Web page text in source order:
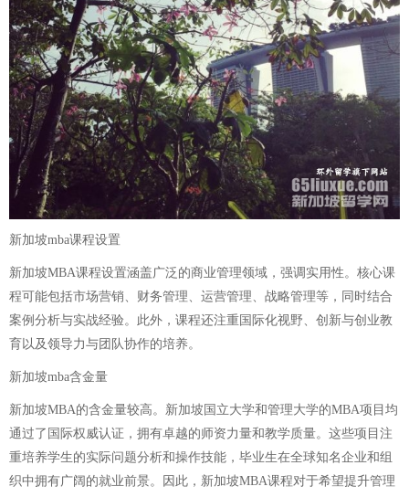
新加坡mba课程设置
新加坡MBA课程设置涵盖广泛的商业管理领域，强调实用性。核心课
程可能包括市场营销、财务管理、运营管理、战略管理等，同时结合
案例分析与实战经验。此外，课程还注重国际化视野、创新与创业教
育以及领导力与团队协作的培养。
新加坡mba含金量
新加坡MBA的含金量较高。新加坡国立大学和管理大学的MBA项目均
通过了国际权威认证，拥有卓越的师资力量和教学质量。这些项目注
重培养学生的实际问题分析和操作技能，毕业生在全球知名企业和组
织中拥有广阔的就业前景。因此，新加坡MBA课程对于希望提升管理